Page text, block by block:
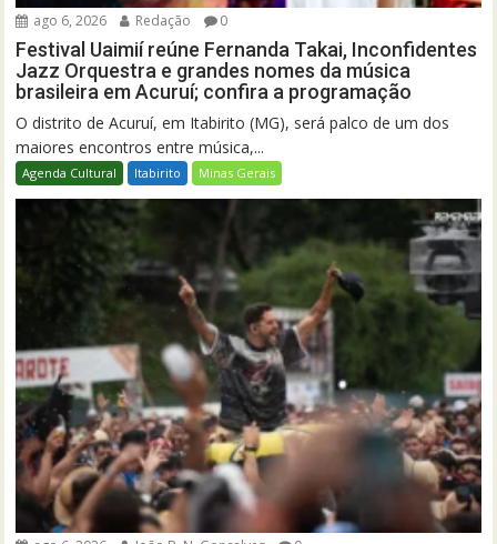
ago 6, 2026 Redação 0
Festival Uaimií reúne Fernanda Takai, Inconfidentes
Jazz Orquestra e grandes nomes da música
brasileira em Acuruí; confira a programação
O distrito de Acuruí, em Itabirito (MG), será palco de um dos
maiores encontros entre música,...
Agenda Cultural Itabirito Minas Gerais